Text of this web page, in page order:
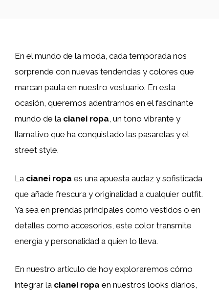
En el mundo de la moda, cada temporada nos
sorprende con nuevas tendencias y colores que
marcan pauta en nuestro vestuario. En esta
ocasión, queremos adentrarnos en el fascinante
mundo de la cianei ropa, un tono vibrante y
llamativo que ha conquistado las pasarelas y el
street style.
La cianei ropa es una apuesta audaz y sofisticada
que añade frescura y originalidad a cualquier outfit.
Ya sea en prendas principales como vestidos o en
detalles como accesorios, este color transmite
energía y personalidad a quien lo lleva.
En nuestro artículo de hoy exploraremos cómo
integrar la cianei ropa en nuestros looks diarios,